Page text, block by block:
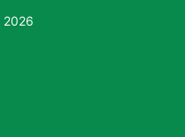
2026